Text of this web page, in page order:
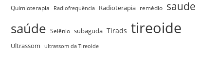
Quimioterapia Radiofrequência Radioterapia remédio saude
saúde Selênio subaguda Tirads tireoide
Ultrassom ultrassom da Tireoide